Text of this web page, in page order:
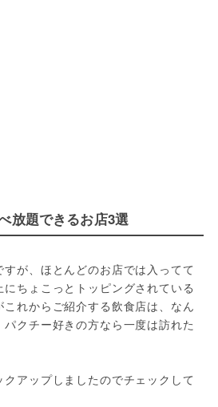
放題できるお店3選
が、ほとんどのお店では入ってて
ちょこっとトッピングされている
れからご紹介する飲食店は、なん
クチー好きの方なら一度は訪れた
アップしましたのでチェックして